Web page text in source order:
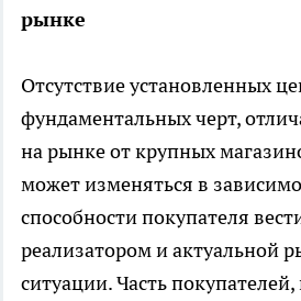
рынке
Отсутствие установленных
фундаментальных черт,
на рынке от крупных
может изменяться в
способности покупателя
реализатором и актуальной
ситуации. Часть